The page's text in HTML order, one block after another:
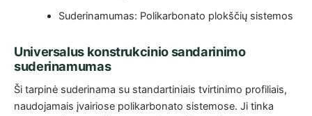
Suderinamumas: Polikarbonato plokščių sistemos
Universalus konstrukcinio sandarinimo
suderinamumas
Ši tarpinė suderinama su standartiniais tvirtinimo profiliais,
naudojamais įvairiose polikarbonato sistemose. Ji tinka